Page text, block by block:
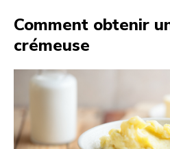
Comment obtenir
crémeuse